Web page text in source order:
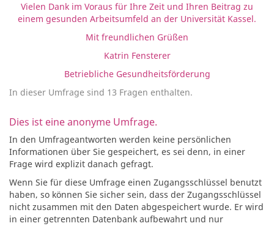
Vielen Dank im Voraus für Ihre Zeit und Ihren Beitrag zu
einem gesunden Arbeitsumfeld an der Universität Kassel.
Mit freundlichen Grüßen
Katrin Fensterer
Betriebliche Gesundheitsförderung
In dieser Umfrage sind 13 Fragen enthalten.
Dies ist eine anonyme Umfrage.
In den Umfrageantworten werden keine persönlichen
Informationen über Sie gespeichert, es sei denn, in einer
Frage wird explizit danach gefragt.
Wenn Sie für diese Umfrage einen Zugangsschlüssel benutzt
haben, so können Sie sicher sein, dass der Zugangsschlüssel
nicht zusammen mit den Daten abgespeichert wurde. Er wird
in einer getrennten Datenbank aufbewahrt und nur